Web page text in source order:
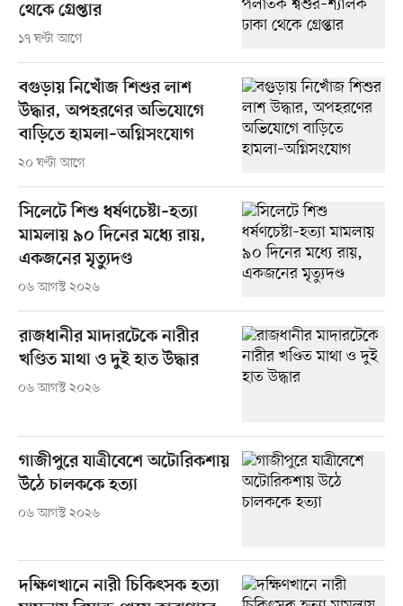
থেকে গ্রেপ্তার
১৭ ঘণ্টা আগে
বগুড়ায় নিখোঁজ শিশুর লাশ
উদ্ধার, অপহরণের অভিযোগে
বাড়িতে হামলা–অগ্নিসংযোগ
২০ ঘণ্টা আগে
সিলেটে শিশু ধর্ষণচেষ্টা–হত্যা
মামলায় ৯০ দিনের মধ্যে রায়,
একজনের মৃত্যুদণ্ড
০৬ আগস্ট ২০২৬
রাজধানীর মাদারটেকে নারীর
খণ্ডিত মাথা ও দুই হাত উদ্ধার
০৬ আগস্ট ২০২৬
গাজীপুরে যাত্রীবেশে অটোরিকশায়
উঠে চালককে হত্যা
০৬ আগস্ট ২০২৬
দক্ষিণখানে নারী চিকিৎসক হত্যা